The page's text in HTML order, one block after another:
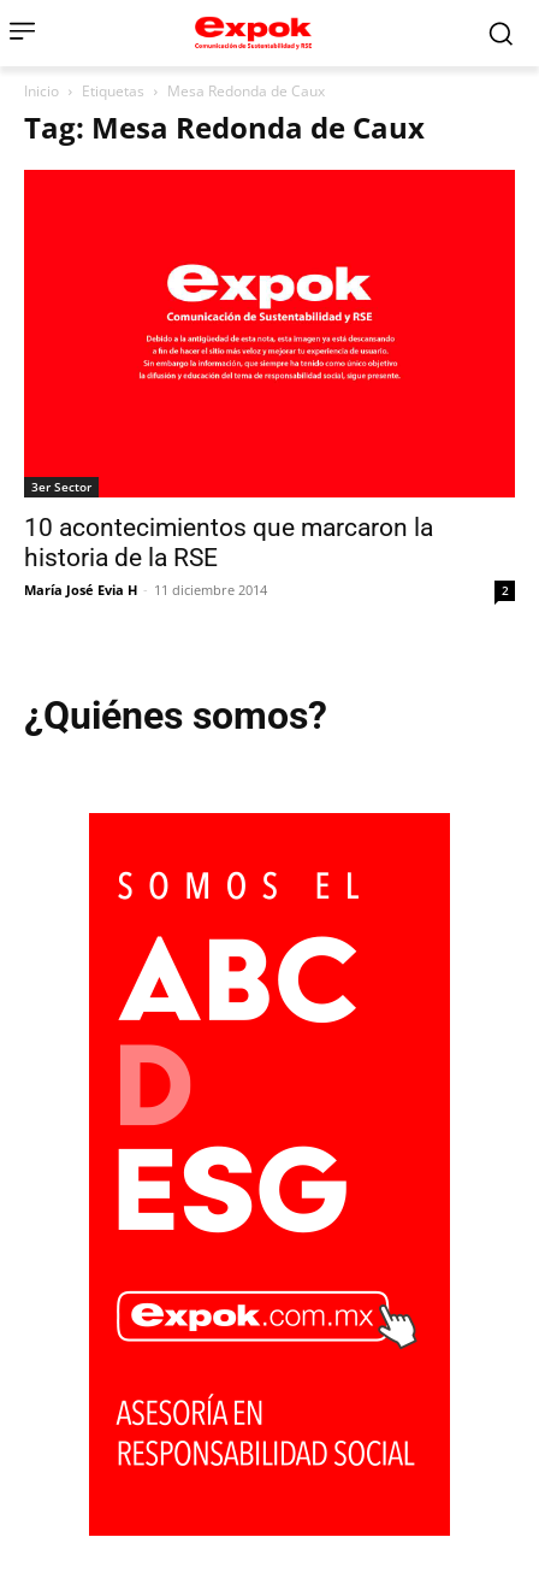
Inicio Etiquetas Mesa Redonda de Caux
Tag: Mesa Redonda de Caux
3er Sector
10 acontecimientos que marcaron la
historia de la RSE
María José Evia H - 11 diciembre 2014 2
¿Quiénes somos?